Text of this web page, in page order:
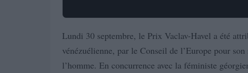
Lundi 30 septembre, le Prix Vaclav-Havel a été
vénézuélienne, par le Conseil de l’Europe pour
l’homme. En concurrence avec la féministe